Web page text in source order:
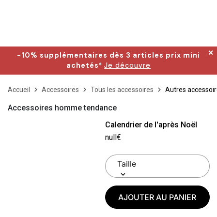
-10% supplémentaires dès 3 articles prix mini
achetés* Je découvre
✕
Accueil Accessoires Tous les accessoires Autres
Accessoires homme tendance
Calendrier de l'après Noël
null€
AJOUTER AU PANIER